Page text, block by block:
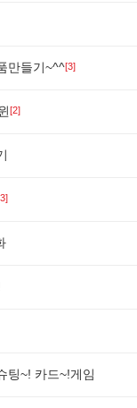
만들기~^^[3]
[2]
팅~! 카드~!게임